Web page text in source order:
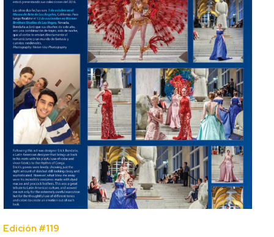
Edición #119